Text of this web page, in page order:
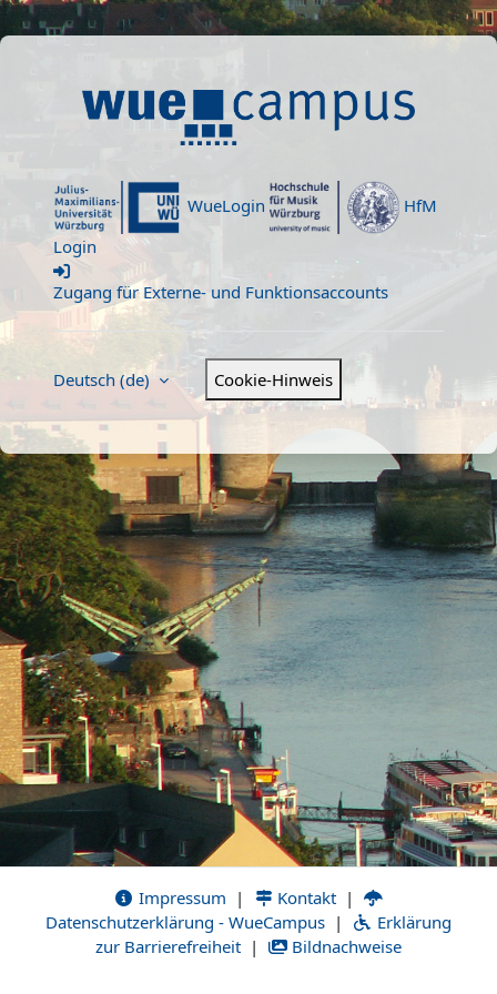
Zum Hauptinhalt
Willkommen bei
WueLogin
HfM
Login
Zugang für Externe- und Funktionsaccounts
Deutsch ‎(de)‎ Cookie-Hinweis
Impressum | Kontakt |
Datenschutzerklärung - WueCampus |
Erklärung
zur Barrierefreiheit | Bildnachweise